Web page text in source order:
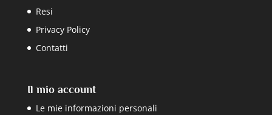
Resi
Privacy Policy
Contatti
Il mio account
Le mie informazioni personali